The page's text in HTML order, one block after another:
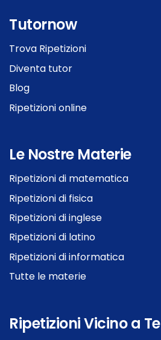
Tutornow
Trova Ripetizioni
Diventa tutor
Blog
Ripetizioni online
Le Nostre Materie
Ripetizioni di matematica
Ripetizioni di fisica
Ripetizioni di inglese
Ripetizioni di latino
Ripetizioni di informatica
Tutte le materie
Ripetizioni Vicino a Te